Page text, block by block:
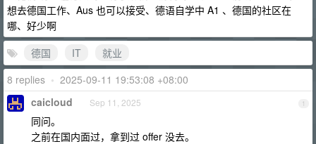
想去德国工作、Aus 也可以接受、德语自学中 A1 、德国的社区在
哪、好少啊
德国
IT
就业
8 replies • 2025-09-11 19:53:08 +08:00
1
caicloud Sep 11, 2025
同问。
之前在国内面过，拿到过 offer 没去。